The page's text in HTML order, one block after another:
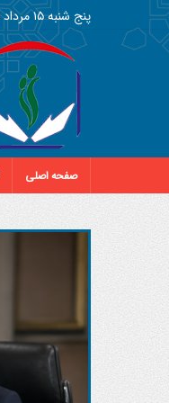
پنج شنبه ١٥ مرداد ١٤٠٥
صفحه اصلی